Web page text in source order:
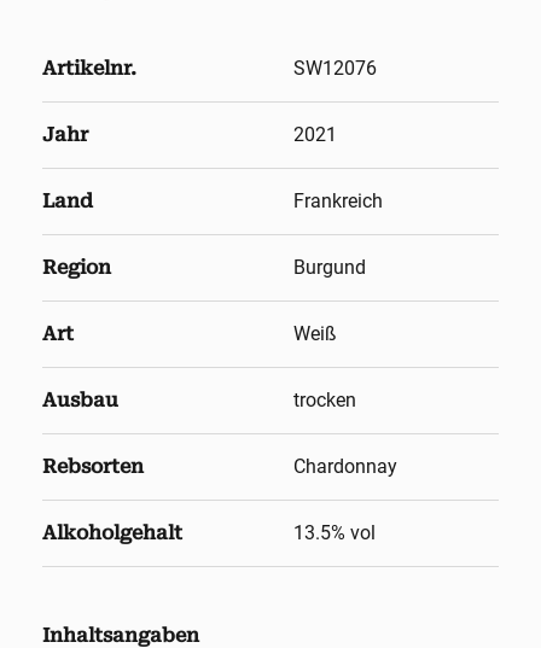
Artikelnr. SW12076
Jahr 2021
Land Frankreich
Region Burgund
Art Weiß
Ausbau trocken
Rebsorten Chardonnay
Alkoholgehalt 13.5% vol
Inhaltsangaben